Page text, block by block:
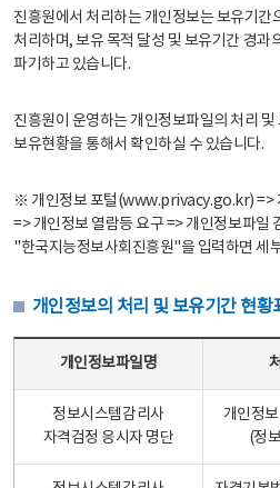
진흥원에서 처리하는 개인정보는 보유기간
처리하며, 보유 목적 달성 및 보유기간 경과
파기하고 있습니다.
진흥원이 운영하는 개인정보파일의 처리
보유현황을 통해서 확인하실 수 있습니다.
※ 개인정보 포털(www.privacy.go.kr) =>
=> 개인정보 열람등 요구 => 개인정보파일
"한국지능정보사회진흥원"을 입력하면 세
개인정보의 처리 및 보유기간 현황
개인정보파일명
정보시스템감리사
자격검정 응시자 명단
개인정
(정